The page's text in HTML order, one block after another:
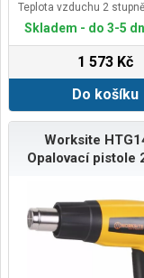
Teplota vzduchu 2
˚C
Skladem - do 3-5
1 573 Kč
Do košíku
Worksite
Opalovací pistole